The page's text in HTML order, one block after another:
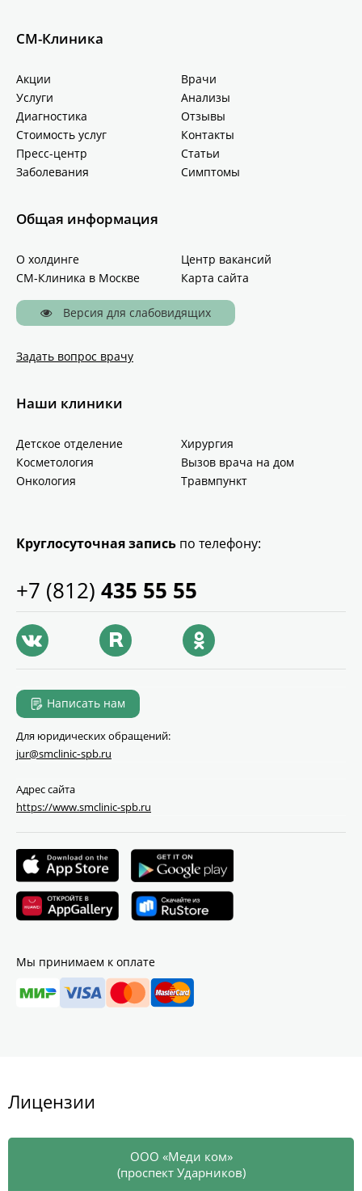
СМ-Клиника
Акции
Врачи
Услуги
Анализы
Диагностика
Отзывы
Стоимость услуг
Контакты
Пресс-центр
Статьи
Заболевания
Симптомы
Общая информация
О холдинге
Центр вакансий
СМ-Клиника в Москве
Карта сайта
Версия для слабовидящих
Задать вопрос врачу
Наши клиники
Детское отделение
Хирургия
Косметология
Вызов врача на дом
Онкология
Травмпункт
Круглосуточная запись по телефону:
+7 (812) 435 55 55
Написать нам
Для юридических обращений:
jur@smclinic‑spb.ru
Адрес сайта
https://www.smclinic-spb.ru
Мы принимаем к оплате
Лицензии
ООО «Меди ком»
(проспект Ударников)